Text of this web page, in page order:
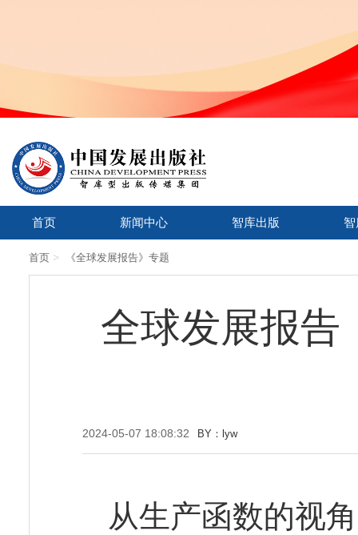
首页 新闻中心 智库出版
首页 > 《全球发展报告》专题
全球发展报告
2024-05-07 18:08:32 BY：lyw
从生产函数的视